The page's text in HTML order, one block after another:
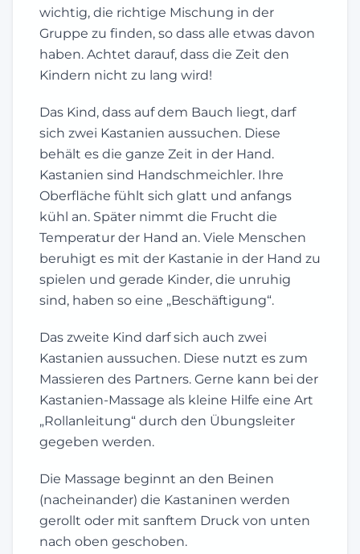
wichtig, die richtige Mischung in der
Gruppe zu finden, so dass alle etwas davon
haben. Achtet darauf, dass die Zeit den
Kindern nicht zu lang wird!
Das Kind, dass auf dem Bauch liegt, darf
sich zwei Kastanien aussuchen. Diese
behält es die ganze Zeit in der Hand.
Kastanien sind Handschmeichler. Ihre
Oberfläche fühlt sich glatt und anfangs
kühl an. Später nimmt die Frucht die
Temperatur der Hand an. Viele Menschen
beruhigt es mit der Kastanie in der Hand zu
spielen und gerade Kinder, die unruhig
sind, haben so eine „Beschäftigung“.
Das zweite Kind darf sich auch zwei
Kastanien aussuchen. Diese nutzt es zum
Massieren des Partners. Gerne kann bei der
Kastanien-Massage als kleine Hilfe eine Art
„Rollanleitung“ durch den Übungsleiter
gegeben werden.
Die Massage beginnt an den Beinen
(nacheinander) die Kastaninen werden
gerollt oder mit sanftem Druck von unten
nach oben geschoben.